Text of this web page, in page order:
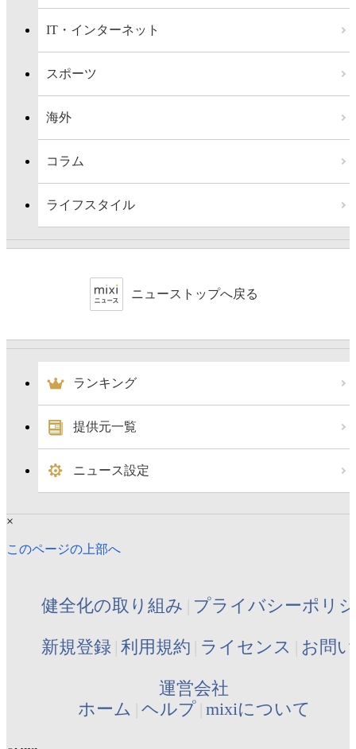
IT・インターネット
スポーツ
海外
コラム
ライフスタイル
ニューストップへ戻る
ランキング
提供元一覧
ニュース設定
×
このページの上部へ
健全化の取り組み プライバシーポリ
新規登録 利用規約 ライセンス お問
運営会社
ホーム ヘルプ mixiについて